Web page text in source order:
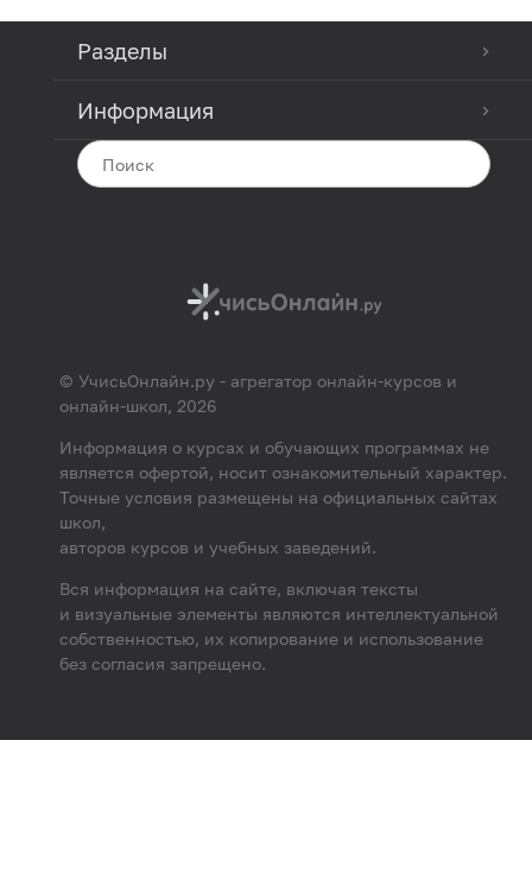
SQL
Backend-разработка
VBA программирование
Алгоритмы и структуры данных
Fullstack-разработка
Разделы
Информация
© УчисьОнлайн.ру - агрегатор онлайн-курсов и
онлайн-школ, 2026
Информация о курсах и обучающих программах не
является офертой, носит ознакомительный характер.
Точные условия размещены на официальных сайтах
школ,
авторов курсов и учебных заведений.
Вся информация на сайте, включая тексты
и визуальные элементы являются интеллектуальной
собственностью, их копирование и использование
без согласия запрещено.